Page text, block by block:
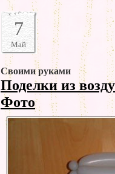
7
Май
Своими руками
Поделки из
Фото